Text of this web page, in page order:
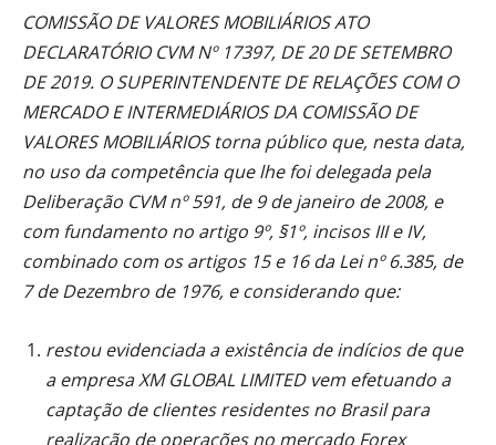
COMISSÃO DE VALORES MOBILIÁRIOS ATO
DECLARATÓRIO CVM Nº 17397, DE 20 DE SETEMBRO
DE 2019. O SUPERINTENDENTE DE RELAÇÕES COM O
MERCADO E INTERMEDIÁRIOS DA COMISSÃO DE
VALORES MOBILIÁRIOS torna público que, nesta data,
no uso da competência que lhe foi delegada pela
Deliberação CVM nº 591, de 9 de janeiro de 2008, e
com fundamento no artigo 9º, §1º, incisos III e IV,
combinado com os artigos 15 e 16 da Lei nº 6.385, de
7 de Dezembro de 1976, e considerando que:
restou evidenciada a existência de indícios de que
a empresa XM GLOBAL LIMITED vem efetuando a
captação de clientes residentes no Brasil para
realização de operações no mercado Forex